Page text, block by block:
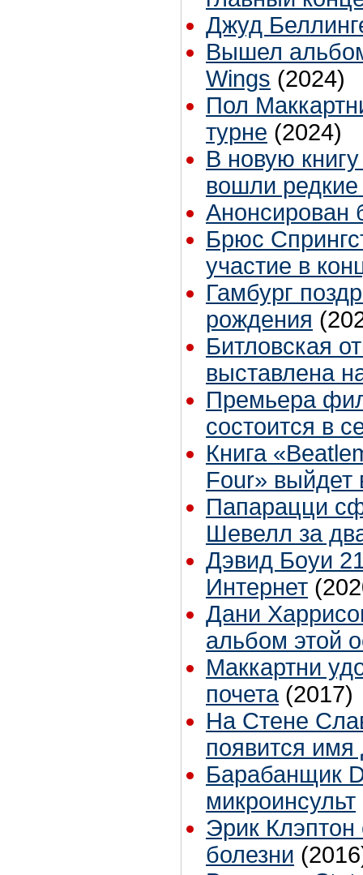
Джуд
Вышел
Wings (2024)
Пол
турне (2024)
В новую
вошли
Анонсирован
Брюс
участие в
Гамбург
рождения
Битловская
выставлена
Премьера
состоится в
Книга
Four» выйдет
Папарацци
Шевелл за
Дэвид Боуи
Интернет
Дани
альбом этой
Маккартни
почета (2017)
На Стене
появится
Барабанщик
микроинсульт
Эрик Клэптон
болезни